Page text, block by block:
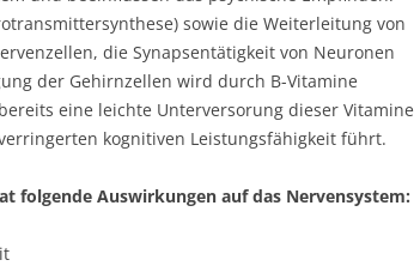
sowie die Weiterleitung von
die Synapsentätigkeit von Neuronen
der Gehirnzellen wird durch B-Vitamine
eine leichte Unterversorung dieser Vitamine
kognitiven Leistungsfähigkeit führt.
folgende Auswirkungen auf das Nervensystem: